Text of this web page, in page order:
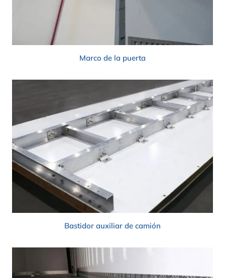
Marco de la puerta
Bastidor auxiliar de camión